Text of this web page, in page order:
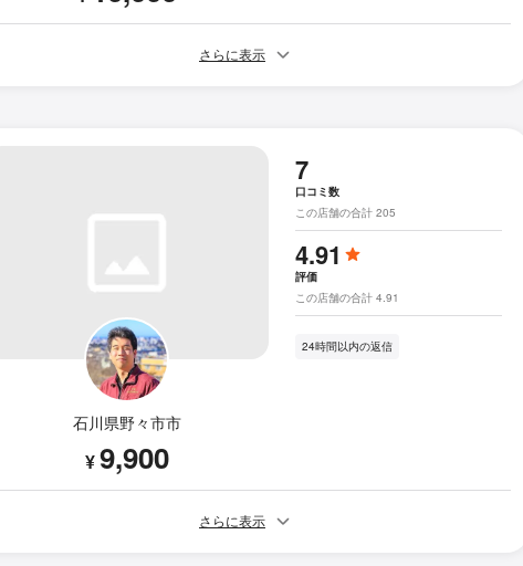
さらに表示
石川県野々市市
¥9,900
7
口コミ数
この店舗の合計 205
4.91
評価
この店舗の合計 4.91
24時間以内の返信
さらに表示